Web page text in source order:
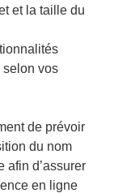
et la taille du
selon vos
de prévoir
du nom
afin d’assurer
en ligne